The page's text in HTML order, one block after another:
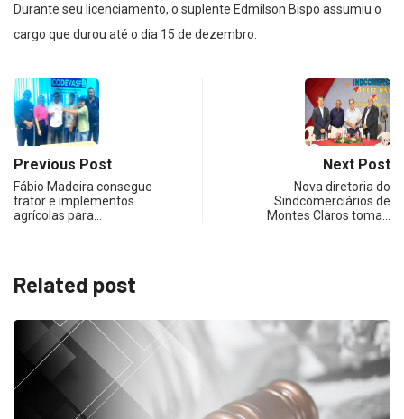
Durante seu licenciamento, o suplente Edmilson Bispo assumiu o
cargo que durou até o dia 15 de dezembro.
Previous Post
Fábio Madeira consegue
trator e implementos
agrícolas para…
Next Post
Nova diretoria do
Sindcomerciários de
Montes Claros toma…
Related post